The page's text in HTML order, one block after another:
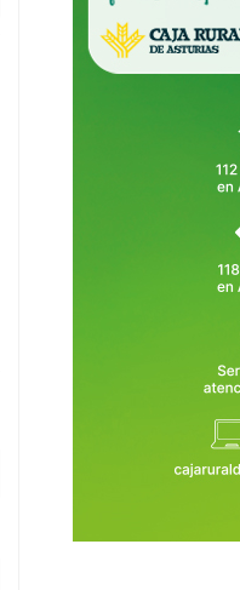
El crimen de Llanes destapa
cadena de alertas: el asesino
sido condenado, expulsado
Guardia Civil y tenía